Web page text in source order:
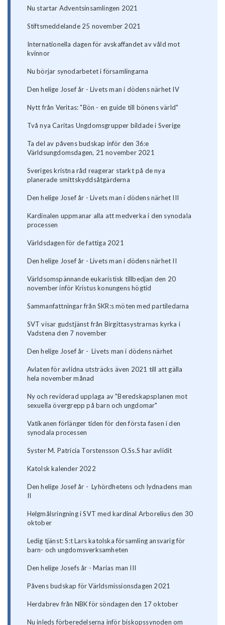
Nu startar Adventsinsamlingen 2021
Stiftsmeddelande 25 november 2021
Internationella dagen för avskaffandet av våld mot
kvinnor
Nu börjar synodarbetet i församlingarna
Den helige Josef år - Livets man i dödens närhet IV
Nytt från Veritas: "Bön - en guide till bönens värld"
Två nya Caritas Ungdomsgrupper bildade i Sverige
Ta del av påvens budskap inför den 36:e
Världsungdomsdagen, 21 november 2021
Sveriges kristna råd reagerar starkt på de nya
planerade smittskyddsåtgärderna
Den helige Josef år - Livets man i dödens närhet III
Kardinalen uppmanar alla att medverka i den synodala
processen
Världsdagen för de fattiga 2021
Den helige Josef år - Livets man i dödens närhet II
Världsomspännande eukaristisk tillbedjan den 20
november inför Kristus konungens högtid
Sammanfattningar från SKR:s möten med partiledarna
SVT visar gudstjänst från Birgittasystrarnas kyrka i
Vadstena den 7 november
Den helige Josef år - Livets man i dödens närhet
Avlaten för avlidna utsträcks även 2021 till att gälla
hela november månad
Ny och reviderad upplaga av "Beredskapsplanen mot
sexuella övergrepp på barn och ungdomar"
Vatikanen förlänger tiden för den första fasen i den
synodala processen
Syster M. Patricia Torstensson O.Ss.S har avlidit
Katolsk kalender 2022
Den helige Josef år - Lyhördhetens och lydnadens man
II
Helgmålsringning i SVT med kardinal Arborelius den 30
oktober
Ledig tjänst: S:t Lars katolska församling ansvarig för
barn- och ungdomsverksamheten
Den helige Josefs år - Marias man III
Påvens budskap för Världsmissionsdagen 2021
Herdabrev från NBK för söndagen den 17 oktober
Nu inleds förberedelserna inför biskopssynoden om